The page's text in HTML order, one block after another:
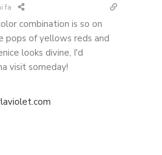
fa
combination is so on
pops of yellows reds and
looks divine, I'd
visit someday!